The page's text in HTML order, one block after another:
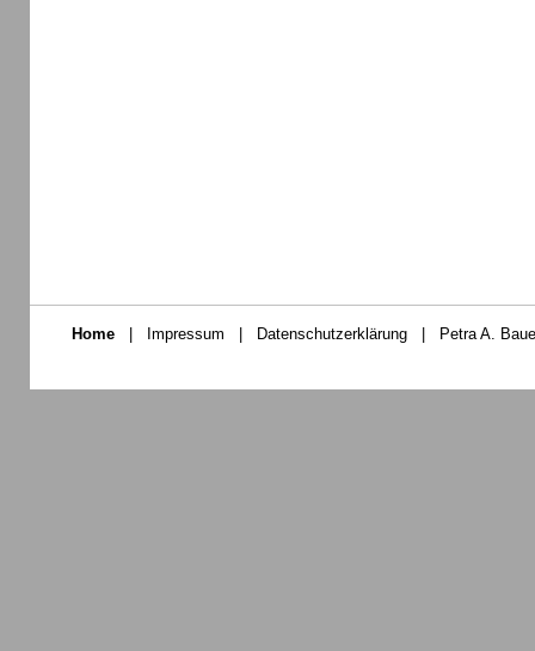
Home | Impressum | Datenschutzerklärung | Petra A.